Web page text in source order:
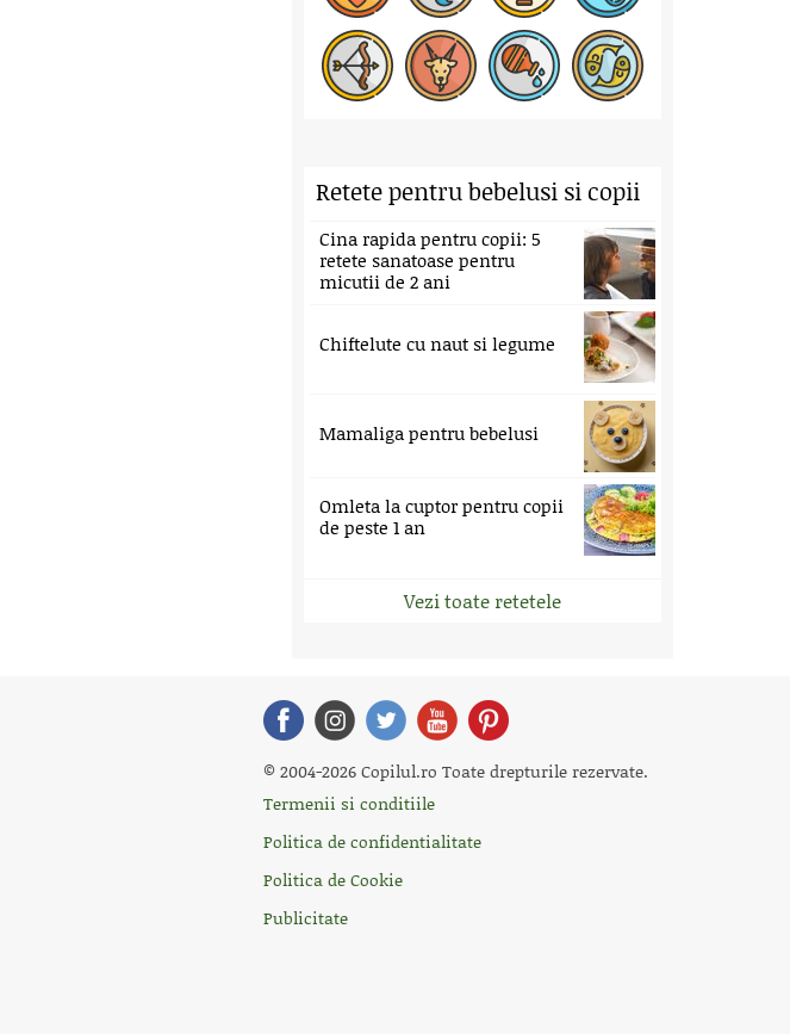
Retete pentru bebelusi si copii
Cina rapida pentru copii: 5
retete sanatoase pentru
micutii de 2 ani
Chiftelute cu naut si legume
Mamaliga pentru bebelusi
Omleta la cuptor pentru copii
de peste 1 an
Vezi toate retetele
© 2004-2026 Copilul.ro Toate drepturile rezervate.
Termenii si conditiile
Politica de confidentialitate
Politica de Cookie
Publicitate